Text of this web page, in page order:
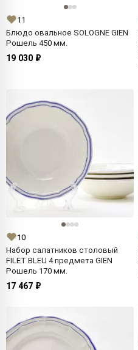
11
Блюдо овальное SOLOGNE GIEN
Рошель 450 мм.
19 030 ₽
10
Набор салатников столовый
FILET BLEU 4 предмета GIEN
Рошель 170 мм.
17 467 ₽